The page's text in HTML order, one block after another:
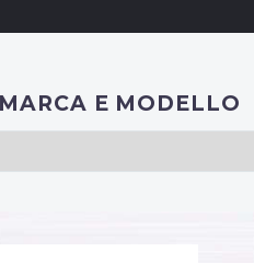
E MODELLO